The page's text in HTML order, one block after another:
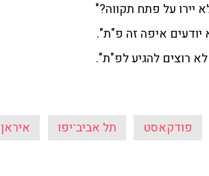
יירו על פתח תקווה?"
יודעים איפה זה פ"ת".
רוצים להגיע לפ"ת".
פודקאסט תל אביב־יפו איראן